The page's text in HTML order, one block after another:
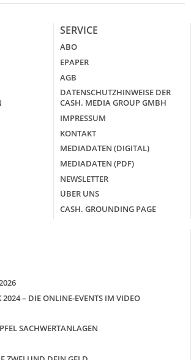
SERVICE
ABO
EPAPER
AGB
DATENSCHUTZHINWEISE DER
CASH. MEDIA GROUP GMBH
IMPRESSUM
KONTAKT
MEDIADATEN (DIGITAL)
MEDIADATEN (PDF)
NEWSLETTER
ÜBER UNS
CASH. GROUNDING PAGE
2024 – DIE ONLINE-EVENTS IM VIDEO
SACHWERTANLAGEN